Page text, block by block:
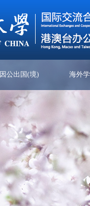
因公出国(境) 海外